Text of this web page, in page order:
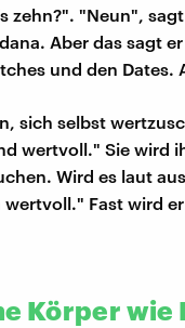
zehn?". "Neun",
Aber das sagt
und den Dates.
sich selbst
wertvoll." Sie wird
Wird es laut
Fast wird
Körper wie